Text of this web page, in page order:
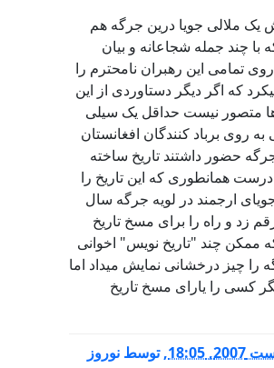
یک ملالی جویا درین جرگه هم
با چند جمله شجاعانه و بیان
تمامی این رهبران نامحترم را
که اگر دیگر دستاوردی از این
متصور نیست حداقل یک سیلی
روی برباد کنندگان افغانستان
حضور داشتند تاریخ ساخته
همانطوری که این تاریخ را
ارجمند در لویه جرگه سال
رقم زد و راه را برای مسخ تاریخ
ممکن چند "تاریخ نویس" اخوانی
را چیز درخشانی نمایش میداد اما
کسی را یارای مسخ تاریخ
,توسط نوروز